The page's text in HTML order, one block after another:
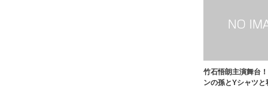
竹石悟朗主演舞台
ンの孫とYシャツと